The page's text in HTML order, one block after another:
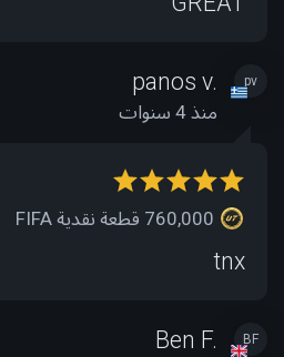
pv
panos v.
منذ 4 سنوات
tnx
BF
Ben F.